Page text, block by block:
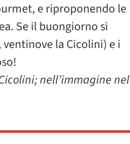
e riproponendo le
Se il buongiorno si
la Cicolini) e i
nell’immagine nel